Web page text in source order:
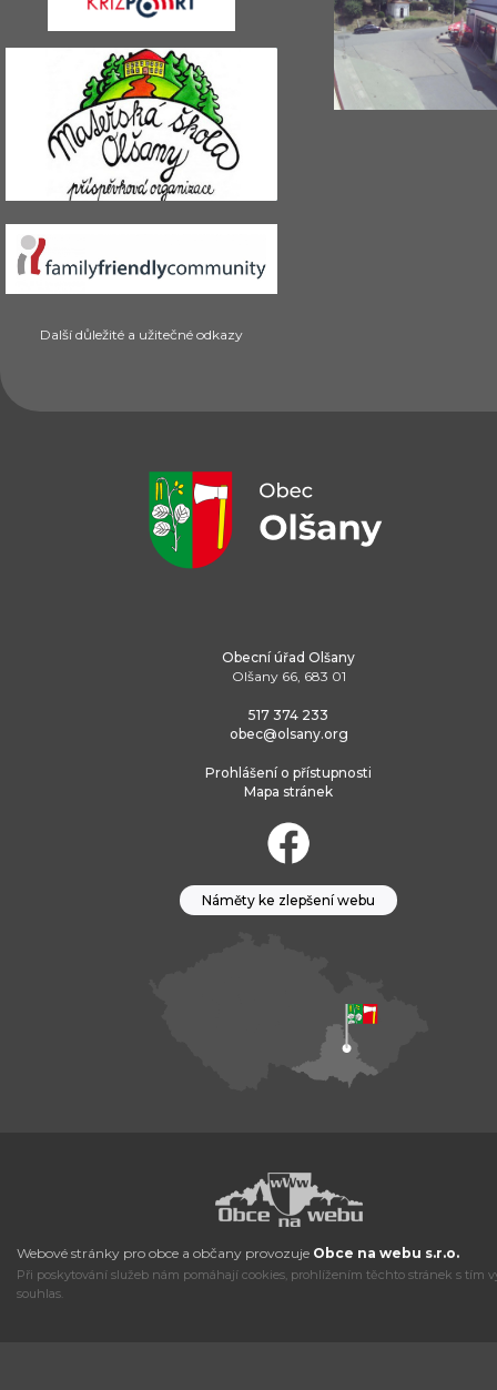
Další důležité a užitečné odkazy
Obecní úřad Olšany
Olšany 66, 683 01
517 374 233
obec@olsany.org
Prohlášení o přístupnosti
Mapa stránek
Náměty ke zlepšení webu
Webové stránky pro obce a občany provozuje Obce na webu s.r.o.
Při poskytování služeb nám pomáhají cookies, prohlížením těchto stránek s tím
souhlas.